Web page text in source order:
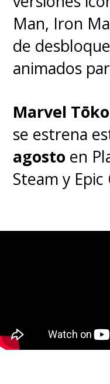
Bachrach
Mole
Tras sacar
por su papel
The Bear, el
comoel
piloto de
termina
y un
Man, Iron
de
animados
Marvel
se estrena
agosto en
Steam y Epic